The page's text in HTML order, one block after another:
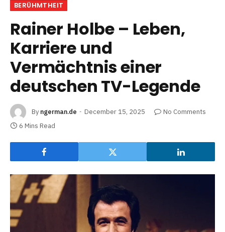
BERÜHMTHEIT
Rainer Holbe – Leben,
Karriere und
Vermächtnis einer
deutschen TV-Legende
By ngerman.de December 15, 2025
No Comments
6 Mins Read